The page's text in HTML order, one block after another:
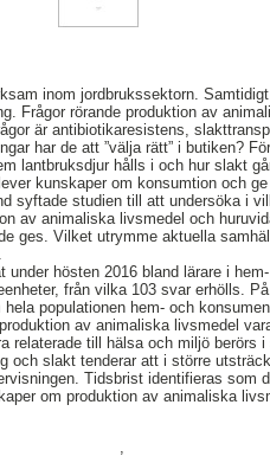
inom jordbrukssektorn.
Frågor rörande produktion av
är antibiotikaresistens,
har de att ”välja rätt” i butiken?
lantbruksdjur hålls i och hur slakt
kunskaper om konsumtion och
syftade studien till att undersöka i
av animaliska livsmedel och
ges. Vilket utrymme aktuella
under hösten 2016 bland lärare i
från vilka 103 svar erhölls.
populationen hem- och
av animaliska livsmedel
relaterade till hälsa och miljö berörs
och slakt tenderar att i större
Tidsbrist identifieras som
om produktion av animaliska